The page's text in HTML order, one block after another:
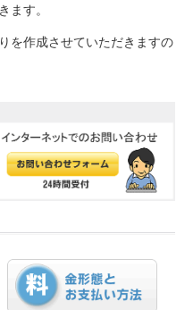
ます。
を作成させていただきますの